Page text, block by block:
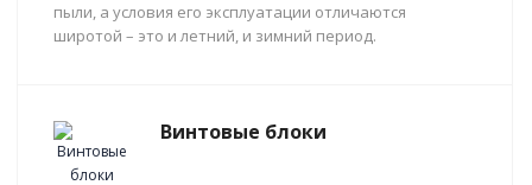
пыли, а условия его эксплуатации отличаются
широтой – это и летний, и зимний период.
Винтовые блоки